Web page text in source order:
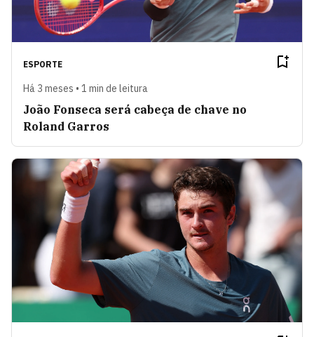
ESPORTE
Há 3 meses • 1 min de leitura
João Fonseca será cabeça de chave no
Roland Garros